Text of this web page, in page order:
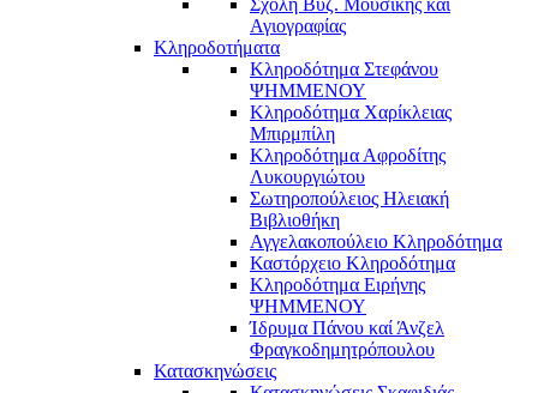
Αγιογραφίας
Κληροδοτήματα
Κληροδότημα Στεφάνου
ΨΗΜΜΕΝΟΥ
Κληροδότημα Χαρίκλειας
Μπιρμπίλη
Κληροδότημα Αφροδίτης
Λυκουργιώτου
Σωτηροπούλειος Ηλειακή
Βιβλιοθήκη
Αγγελακοπούλειο Κληροδότημα
Καστόρχειο Κληροδότημα
Κληροδότημα Ειρήνης
ΨΗΜΜΕΝΟΥ
Ίδρυμα Πάνου καί Άνζελ
Φραγκοδημητρόπουλου
Κατασκηνώσεις